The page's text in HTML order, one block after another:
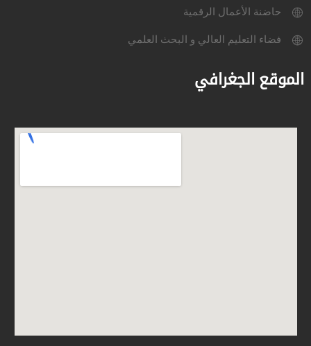
حاضنة الأعمال الرقمية
فضاء التعليم العالي و البحث العلمي
الموقع الجغرافي